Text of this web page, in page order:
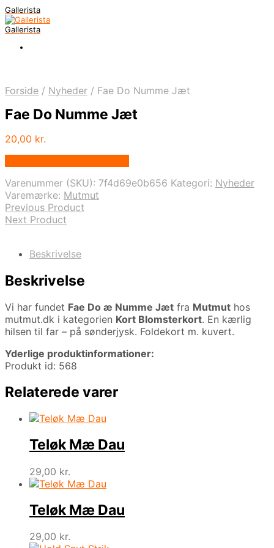
Gallerista
Gallerista
Forside / Nyheder / Fae Do Numme Jæt
Fae Do Numme Jæt
20,00 kr.
Varenummer (SKU): 7f4d69e0b656 Kategori: Nyheder
Varemærke: Mutmut
Previous Product
Next Product
Beskrivelse
Beskrivelse
Vi har fundet Fae Do æ Numme Jæt fra Mutmut hos
mutmut.dk i kategorien Kort Blomsterkort. En kærlig
hilsen til far – på sønderjysk. Foldekort m. kuvert.
Yderlige produktinformationer:
Produkt id: 568
Relaterede varer
Teløk Mæ Dau
29,00 kr.
Teløk Mæ Dau
29,00 kr.